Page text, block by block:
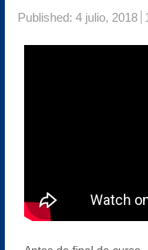
Published: 4 julio, 2018